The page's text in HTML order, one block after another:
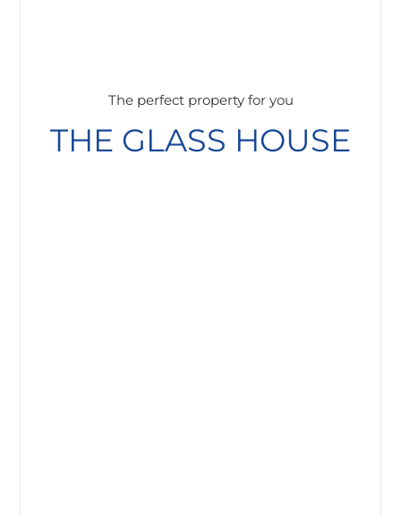
The perfect property for you
THE GLASS HOUSE